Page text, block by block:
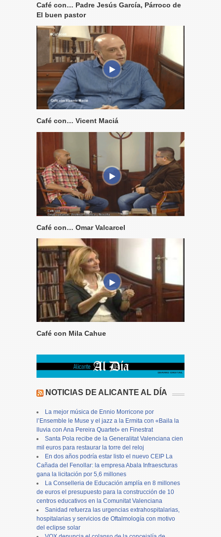
Café con… Padre Jesús García, Párroco de
El buen pastor
Café con… Vicent Maciá
Café con… Omar Valcarcel
Café con Mila Cahue
NOTICIAS DE ALICANTE AL DÍA
La mejor música de Ennio Morricone por
l’Ensemble le Muse y el jazz a la Ermita con «Baila la
lluvia con Ana Pereira Quartet» en Finestrat
Santa Pola recibe de la Generalitat Valenciana cien
mil euros para restaurar la torre del reloj
En dos años podría estar listo el nuevo CEIP La
Cañada del Fenollar: la empresa Abala Infraescturas
gana la licitación por 5,6 millones
La Conselleria de Educación amplía en 8 millones
de euros el presupuesto para la construcción de 10
centros educativos en la Comunitat Valenciana
Sanidad refuerza las urgencias extrahospitalarias,
hospitalarias y servicios de Oftalmología con motivo
del eclipse solar